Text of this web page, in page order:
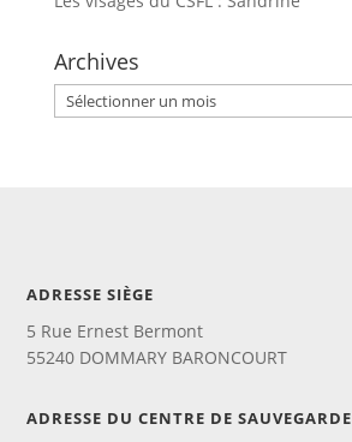
Archives
Archives
ADRESSE SIÈGE
5 Rue Ernest Bermont
55240 DOMMARY BARONCOURT
ADRESSE DU CENTRE DE SAUVEGARDE